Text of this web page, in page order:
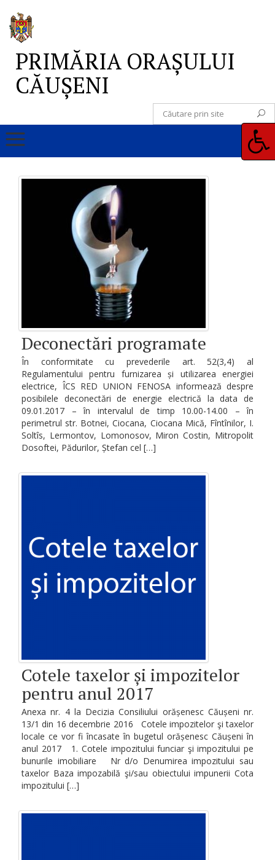
PRIMĂRIA ORAȘULUI
CĂUȘENI
Deconectări programate
În conformitate cu prevederile art. 52(3,4) al
Regulamentului pentru furnizarea și utilizarea energiei
electrice, ÎCS RED UNION FENOSA informează despre
posibilele deconectări de energie electrică la data de
09.01.2017 – în intervalul de timp 10.00-14.00 – în
perimetrul str. Botnei, Ciocana, Ciocana Mică, Fîntînilor, I.
Soltîs, Lermontov, Lomonosov, Miron Costin, Mitropolit
Dosoftei, Pădurilor, Ștefan cel […]
Cotele taxelor și impozitelor
pentru anul 2017
Anexa nr. 4 la Decizia Consiliului orășenesc Căușeni nr.
13/1 din 16 decembrie 2016 Cotele impozitelor şi taxelor
locale ce vor fi încasate în bugetul orășenesc Căușeni în
anul 2017 1. Cotele impozitului funciar şi impozitului pe
bunurile imobiliare Nr d/o Denumirea impozitului sau
taxelor Baza impozabilă şi/sau obiectului impunerii Cota
impozitului […]